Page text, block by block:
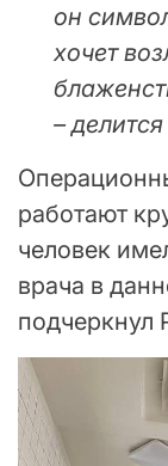
он
хочет
–
работают
человек
врача в
подчеркнул